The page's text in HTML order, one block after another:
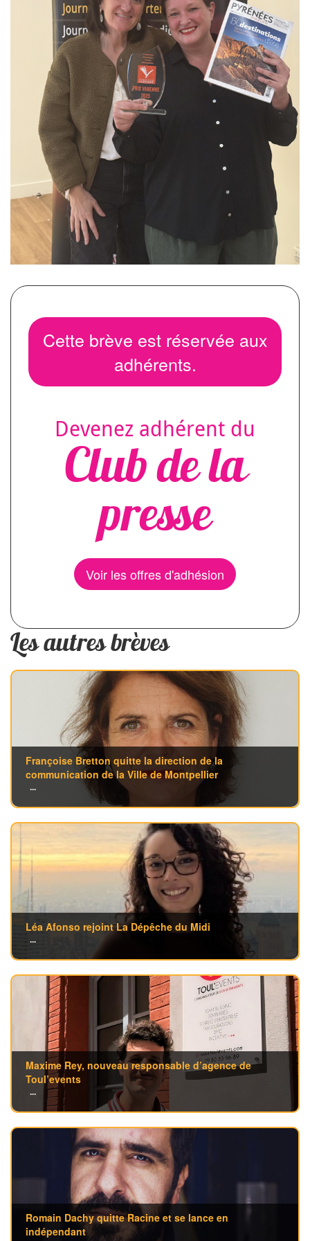
Cette brève est réservée aux
adhérents.
Devenez adhérent du
Club de la
presse
Voir les offres d'adhésion
Les autres brèves
Françoise Bretton quitte la direction de la
communication de la Ville de Montpellier
...
Léa Afonso rejoint La Dépêche du Midi
...
Maxime Rey, nouveau responsable d’agence de
Toul’events
...
Romain Dachy quitte Racine et se lance en
indépendant